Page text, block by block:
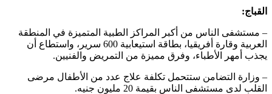
القباج:
– مستشفى الناس من أكبر المراكز الطبية المتميزة في المنطقة
العربية وقارة أفريقيا، بطاقة استيعابية 600 سرير، واستطاع أن
يجذب أمهر الأطباء، وفرق مميزة من التمريض والفنيين.
– وزارة التضامن ستتحمل تكلفة علاج عدد من الأطفال مرضى
القلب لدى مستشفى الناس بقيمة 20 مليون جنيه.